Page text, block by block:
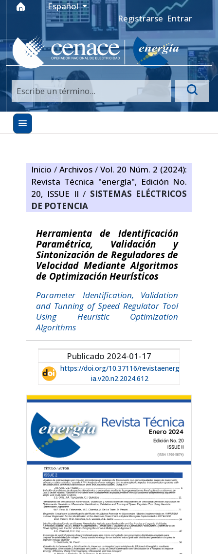
Ir al menú de navegación principal
Ir al contenido principal
Ir al pie de página del sitio
Idioma
Español
Registrarse Entrar
Inicio / Archivos / Vol. 20 Núm. 2 (2024):
Revista Técnica "energía", Edición No.
20, ISSUE II/ SISTEMAS ELÉCTRICOS
DE POTENCIA
Herramienta de Identificación
Paramétrica, Validación y
Sintonización de Reguladores de
Velocidad Mediante Algoritmos
de Optimización Heurísticos
Parameter Identification, Validation
and Tunning of Speed Regulator Tool
Using Heuristic Optimization
Algorithms
Publicado 2024-01-17
https://doi.org/10.37116/revistaenerg
ia.v20.n2.2024.612